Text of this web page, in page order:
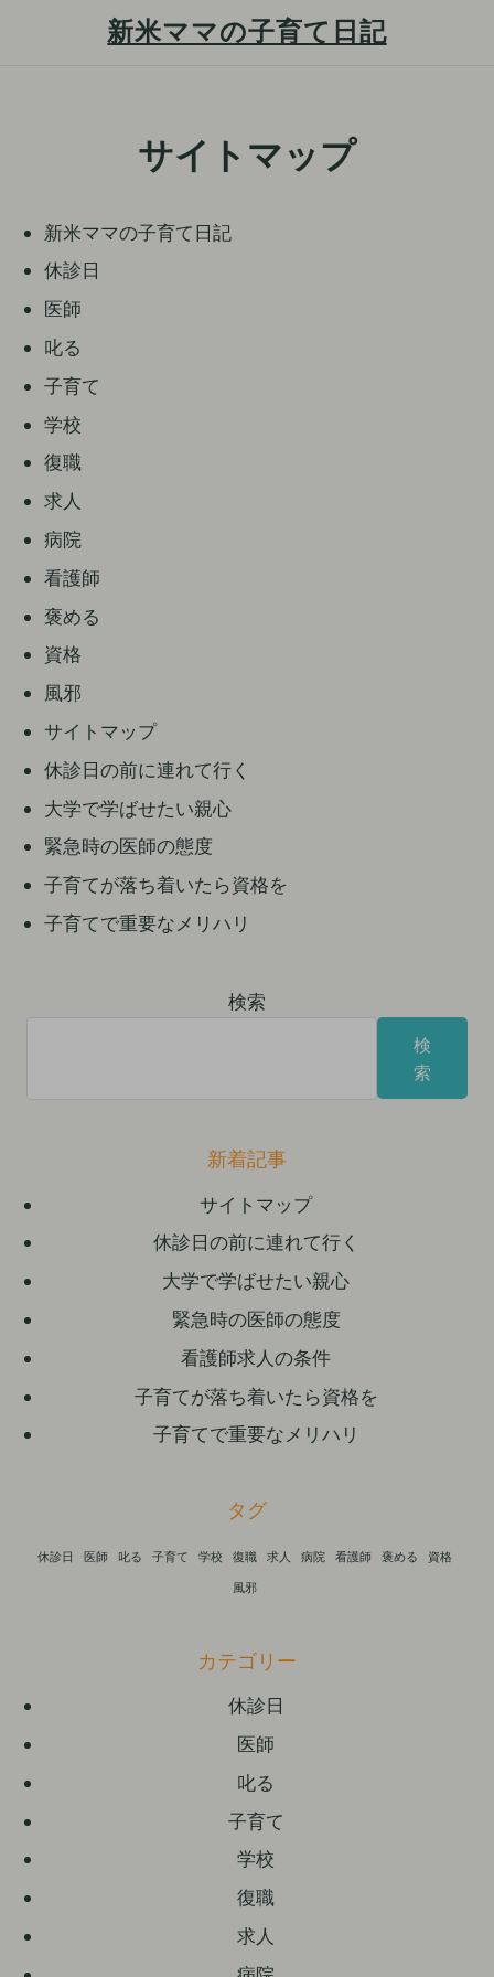
新米ママの子育て日記
サイトマップ
新米ママの子育て日記
休診日
医師
叱る
子育て
学校
復職
求人
病院
看護師
褒める
資格
風邪
サイトマップ
休診日の前に連れて行く
大学で学ばせたい親心
緊急時の医師の態度
子育てが落ち着いたら資格を
子育てで重要なメリハリ
検索
検
索
新着記事
サイトマップ
休診日の前に連れて行く
大学で学ばせたい親心
緊急時の医師の態度
看護師求人の条件
子育てが落ち着いたら資格を
子育てで重要なメリハリ
タグ
休診日 医師 叱る 子育て 学校 復職 求人 病院 看護師 褒める
資格
風邪
カテゴリー
休診日
医師
叱る
子育て
学校
復職
求人